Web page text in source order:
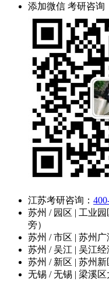
添加微信 考研咨询
江苏考研咨询：
苏州 / 园区 | 工业
旁）
苏州 / 市区 | 苏州
苏州 / 吴江 | 吴江
苏州 / 新区 | 苏州
无锡 / 无锡 | 梁溪